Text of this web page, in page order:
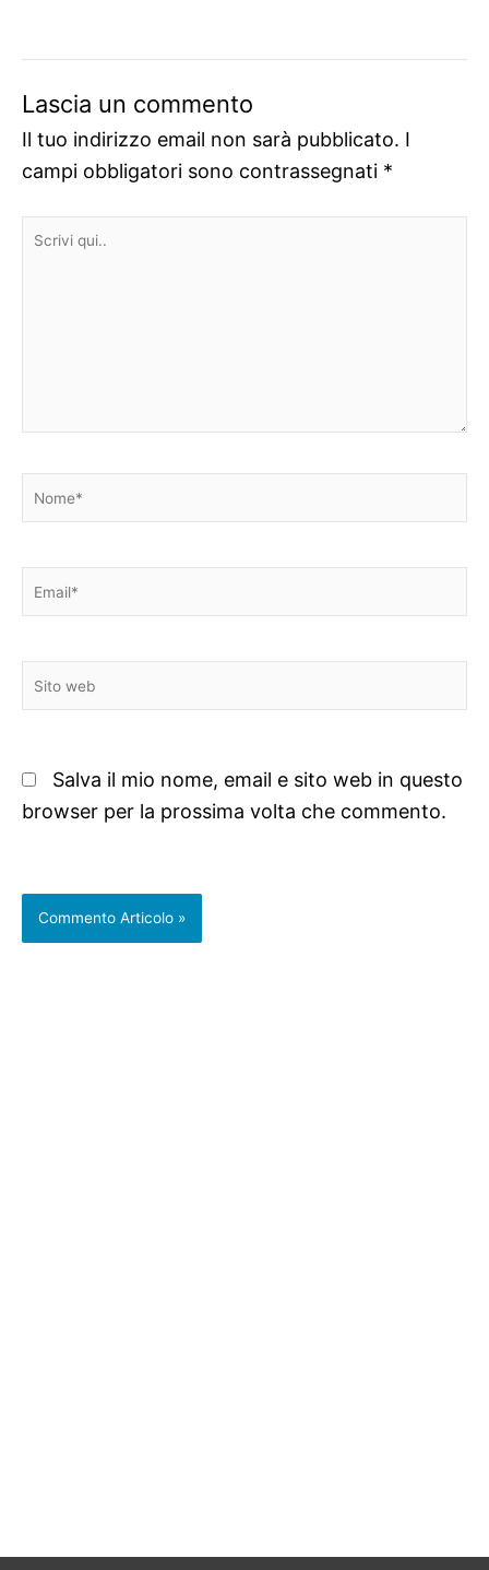
Lascia un commento
Il tuo indirizzo email non sarà pubblicato. I
campi obbligatori sono contrassegnati *
Scrivi
Nome*
Email*
Sito
web
Salva il mio nome, email e sito web in questo
browser per la prossima volta che commento.